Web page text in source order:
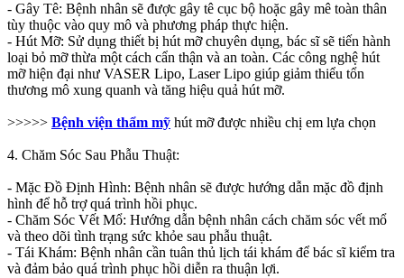
- Gây Tê: Bệnh nhân sẽ được gây tê cục bộ hoặc gây mê toàn thân
tùy thuộc vào quy mô và phương pháp thực hiện.
- Hút Mỡ: Sử dụng thiết bị hút mỡ chuyên dụng, bác sĩ sẽ tiến hành
loại bỏ mỡ thừa một cách cẩn thận và an toàn. Các công nghệ hút
mỡ hiện đại như VASER Lipo, Laser Lipo giúp giảm thiểu tổn
thương mô xung quanh và tăng hiệu quả hút mỡ.
>>>>> Bệnh viện thẩm mỹ hút mỡ được nhiều chị em lựa chọn
4. Chăm Sóc Sau Phẫu Thuật:
- Mặc Đồ Định Hình: Bệnh nhân sẽ được hướng dẫn mặc đồ định
hình để hỗ trợ quá trình hồi phục.
- Chăm Sóc Vết Mổ: Hướng dẫn bệnh nhân cách chăm sóc vết mổ
và theo dõi tình trạng sức khỏe sau phẫu thuật.
- Tái Khám: Bệnh nhân cần tuân thủ lịch tái khám để bác sĩ kiểm tra
và đảm bảo quá trình phục hồi diễn ra thuận lợi.